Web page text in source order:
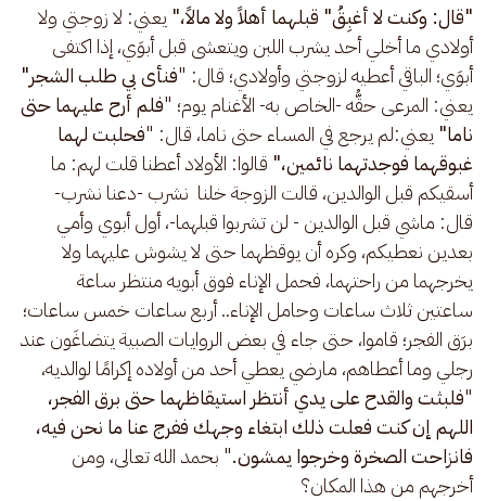
"قال: وكنت لا أغبِقُ" قبلهما أهلاً ولا مالاً،" يعني: لا زوجتي ولا
أولادي ما أخلي أحد يشرب اللبن ويتعشى قبل أبوَي، إذا اكتفى
أبوَي؛ الباقي أعطيه لزوجتي وأولادي؛ قال: "فنأى بي طلب الشجر"
يعني: المرعى حقُّه -الخاص به- الأغنام يوم؛ "فلم أرح عليهما حتى
ناما" يعني:لم يرجع في المساء حتى ناما، قال: "فحلبت لهما
غبوقهما فوجدتهما نائمين،" قالوا: الأولاد أعطنا قلت لهم: ما
أسقيكم قبل الوالدين، قالت الزوجة خلنا  نشرب -دعنا نشرب-
قال: ماشي قبل الوالدين - لن تشربوا قبلهما-، أول أبوي وأمي
بعدين نعطيكم، وكره أن يوقظهما حتى لا يشوش عليهما ولا
يخرجهما من راحتهما، فحمل الإناء فوق أبويه منتظر ساعة
ساعتين ثلاث ساعات وحامل الإناء.. أربع ساعات خمس ساعات؛
برَق الفجر؛ قاموا، حتى جاء في بعض الروايات الصبية يتضاغَون عند
رجلي وما أعطاهم، مارضي يعطي أحد من أولاده إكرامًا لوالديه،
"فلبثت والقدح على يدي أنتظر استيقاظهما حتى برق الفجر،
اللهم إن كنت فعلت ذلك ابتغاء وجهك ففرج عنا ما نحن فيه،
فانزاحت الصخرة وخرجوا يمشون." بحمد الله تعالى، ومن
أخرجهم من هذا المكان؟